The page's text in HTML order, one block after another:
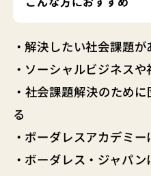
・解決したい社会課題が
・ソーシャルビジネス
・社会課題解決のため
る
・ボーダレスアカデミ
・ボーダレス・ジャパ